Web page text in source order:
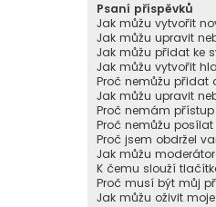
Psaní příspěvků
Jak můžu vytvořit
Jak můžu upravit
Jak můžu přidat ke
Jak můžu vytvořit
Proč nemůžu přidat
Jak můžu upravit
Proč nemám
Proč nemůžu
Proč jsem obdržel
Jak můžu
K čemu slouží
Proč musí být můj
Jak můžu oživit